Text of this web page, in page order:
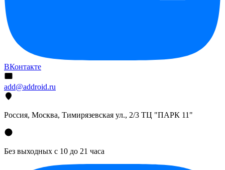
ВКонтакте
add@addroid.ru
Россия, Москва, Тимирязевская ул., 2/3 ТЦ "ПАРК 11"
Без выходных с 10 до 21 часа